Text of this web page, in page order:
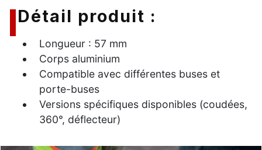
Détail produit :
Longueur : 57 mm
Corps aluminium
Compatible avec différentes buses et
porte-buses
Versions spécifiques disponibles (coudées,
360°, déflecteur)